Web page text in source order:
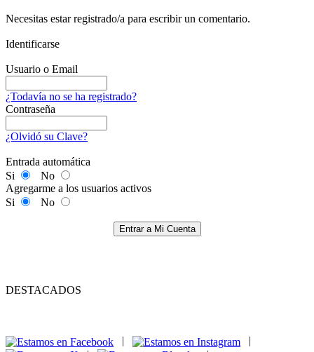
Necesitas estar registrado/a para escribir un comentario.
Identificarse
Usuario o Email
¿Todavía no se ha registrado?
Contraseña
¿Olvidó su Clave?
Entrada automática
Si
No
Agregarme a los usuarios activos
Si
No
Entrar a Mi Cuenta
DESTACADOS